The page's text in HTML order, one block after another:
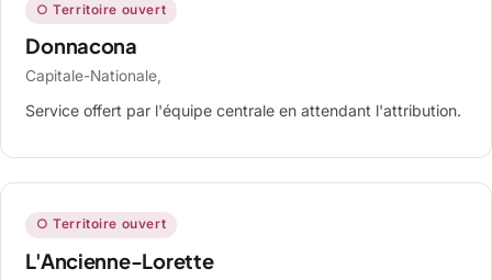
○ Territoire ouvert
Donnacona
Capitale-Nationale,
Service offert par l'équipe centrale en attendant l'attribution.
○ Territoire ouvert
L'Ancienne-Lorette